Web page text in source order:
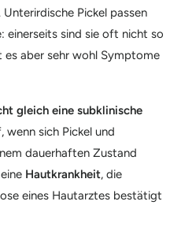
Pickel passen
einerseits sind sie oft nicht so
aber sehr wohl Symptome
gleich eine subklinische
wenn sich Pickel und
dauerhaften Zustand
Hautkrankheit, die
eines Hautarztes bestätigt